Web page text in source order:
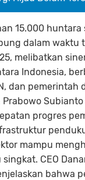
15.000 huntara
dalam waktu
melibatkan
Indonesia,
dan pemerintah
Prabowo
progres
mampu
CEO
bahwa